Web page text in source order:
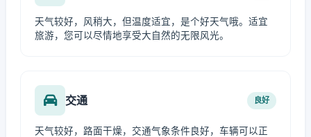
天气较好，风稍大，但温度适宜，是个好天气哦。适宜
旅游，您可以尽情地享受大自然的无限风光。
交通 良好
天气较好，路面干燥，交通气象条件良好，车辆可以正